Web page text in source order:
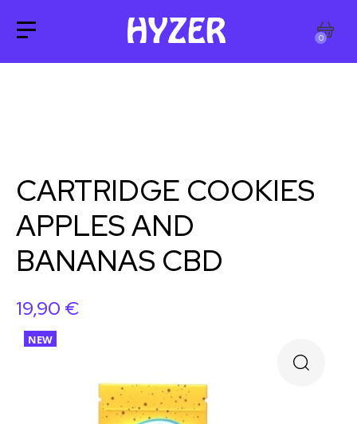
0
CARTRIDGE COOKIES
APPLES AND
BANANAS CBD
19,90 €
NEW